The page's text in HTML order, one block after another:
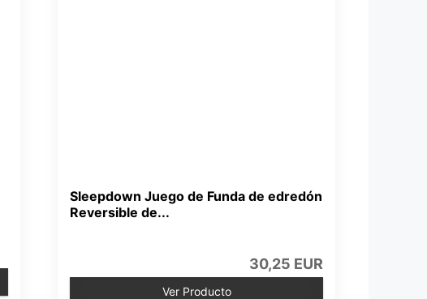
Sleepdown Juego de Funda de edredón
Reversible de...
30,25 EUR
Ver Producto